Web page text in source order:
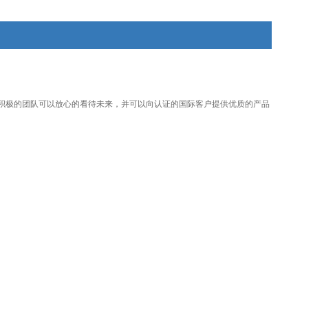
的团队可以放心的看待未来，并可以向认证的国际客户提供优质的产品